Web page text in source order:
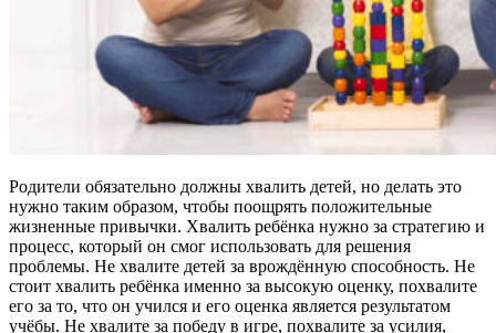
Родители обязательно должны хвалить детей, но делать это
нужно таким образом, чтобы поощрять положительные
жизненные привычки. Хвалить ребёнка нужно за стратегию и
процесс, который он смог использовать для решения
проблемы. Не хвалите детей за врождённую способность. Не
стоит хвалить ребёнка именно за высокую оценку, похвалите
его за то, что он учился и его оценка является результатом
учёбы. Не хвалите за победу в игре, похвалите за усилия,